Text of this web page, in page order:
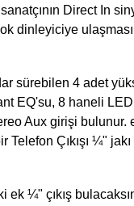
Direct In
dinleyiciye
sürebilen 4 adet
EQ'su, 8 haneli
Aux girişi bulunur.
Telefon Çıkışı ¼"
¼" çıkış